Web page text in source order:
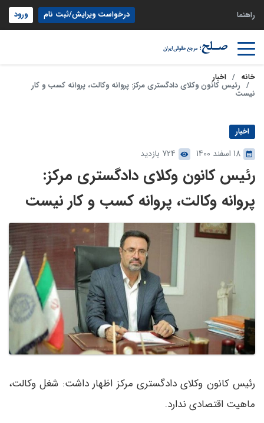
راهنما درخواست ویرایش/ثبت نام ورود
خانه اخبار
رئیس کانون وکلای دادگستری مرکز: پروانه وکالت، پروانه کسب و کار
نیست
اخبار
18 اسفند 1400 724 بازدید
رئیس کانون وکلای دادگستری مرکز:
پروانه وکالت، پروانه کسب و کار نیست
رئیس کانون وکلای دادگستری مرکز اظهار داشت: شغل وکالت،
ماهیت اقتصادی ندارد.